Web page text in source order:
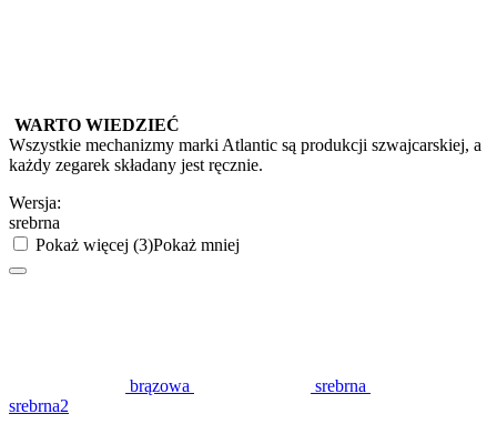
WARTO WIEDZIEĆ
Wszystkie mechanizmy marki Atlantic są produkcji szwajcarskiej, a
każdy zegarek składany jest ręcznie.
Wersja:
srebrna
Pokaż więcej (3)Pokaż mniej
brązowa
srebrna
srebrna2